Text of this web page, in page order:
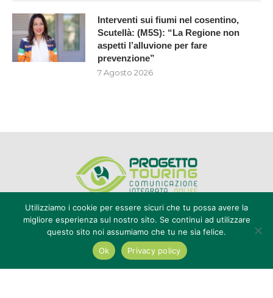
Interventi sui fiumi nel cosentino,
Scutellà: (M5S): “La Regione non
aspetti l’alluvione per fare
prevenzione”
7 Agosto 2026
Editore Progetto Touring srl - iscrizione al ROC n°20616 - P.IVA e CF
02636800803 - Reg. Tribunale Reggio Calabria n° 04/1976 -
redazione@touring104.it
@2022 - All Right Reserved. Designed and Developed byAuranex|
Utilizziamo i cookie per essere sicuri che tu possa avere la
migliore esperienza sul nostro sito. Se continui ad utilizzare
questo sito noi assumiamo che tu ne sia felice.
Ok
Privacy policy